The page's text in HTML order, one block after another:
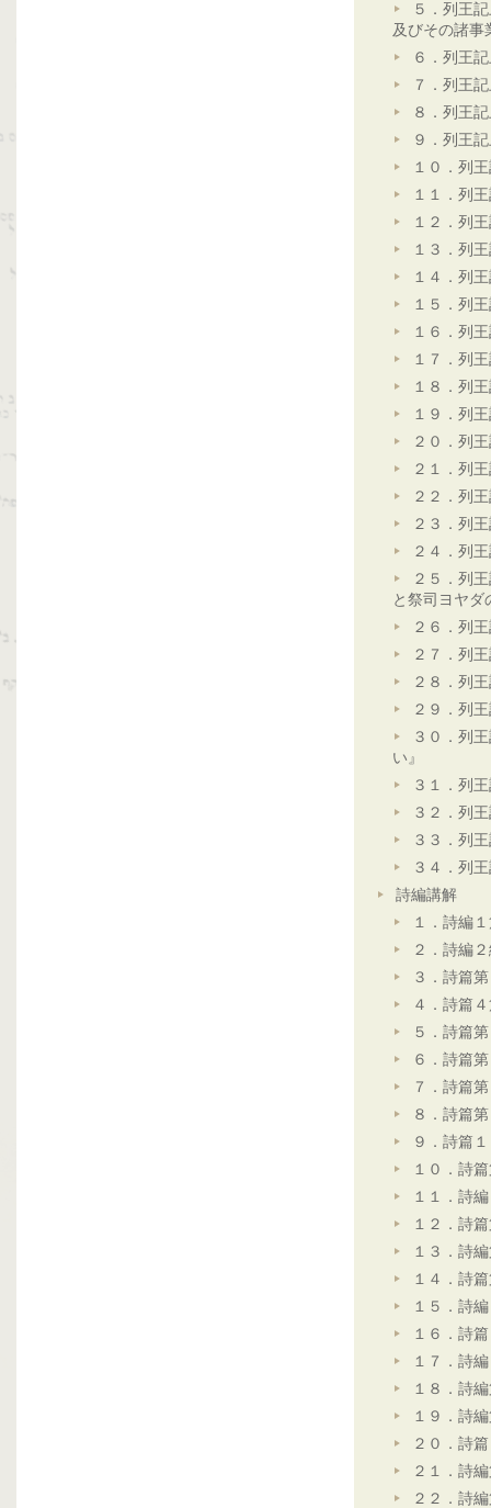
５．列王
及びその諸事
６．列王
７．列王
８．列王
９．列王
１０．列
１１．列
１２．列
１３．列
１４．列
１５．列
１６．列
１７．列
１８．列
１９．列
２０．列
２１．列
２２．列
２３．列
２４．列
２５．列
と祭司ヨヤダ
２６．列
２７．列
２８．列
２９．列
３０．列
い』
３１．列
３２．列
３３．列
３４．列
詩編講解
１．詩編
２．詩編
３．詩篇
４．詩篇
５．詩篇
６．詩篇
７．詩篇
８．詩篇
９．詩篇
１０．詩
１１．詩
１２．詩
１３．詩
１４．詩
１５．詩
１６．詩
１７．詩
１８．詩
１９．詩
２０．詩
２１．詩
２２．詩